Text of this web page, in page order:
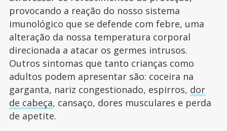
provocando a reação do nosso sistema
imunológico que se defende com febre, uma
alteração da nossa temperatura corporal
direcionada a atacar os germes intrusos.
Outros sintomas que tanto crianças como
adultos podem apresentar são: coceira na
garganta, nariz congestionado, espirros, dor
de cabeça, cansaço, dores musculares e perda
de apetite.